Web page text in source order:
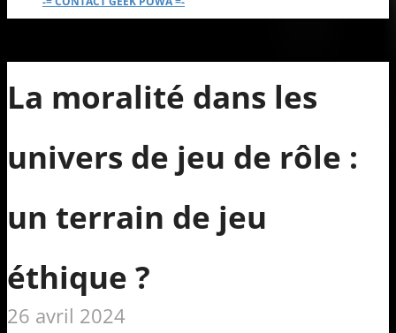
La moralité dans les
univers de jeu de rôle :
un terrain de jeu
éthique ?
26 avril 2024